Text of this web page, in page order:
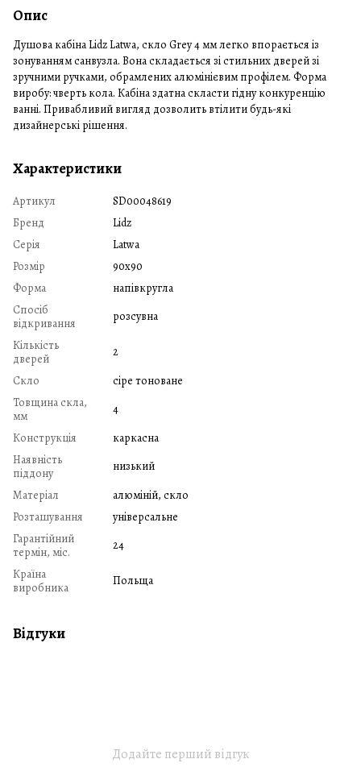
Опис
Душова кабіна Lidz Latwa, скло Grey 4 мм легко впорається із
зонуванням санвузла. Вона складається зі стильних дверей зі
зручними ручками, обрамлених алюмінієвим профілем. Форма
виробу: чверть кола. Кабіна здатна скласти гідну конкуренцію
ванні. Привабливий вигляд дозволить втілити будь-які
дизайнерські рішення.
Характеристики
Артикул
SD00048619
Бренд
Lidz
Серія
Latwa
Розмір
90x90
Форма
напівкругла
Спосіб
відкривання
розсувна
Кількість
дверей
2
Скло
сіре тоноване
Товщина скла,
мм
4
Конструкція
каркасна
Наявність
піддону
низький
Матеріал
алюміній, скло
Розташування
універсальне
Гарантійний
термін, міс.
24
Країна
виробника
Польща
Відгуки
Додайте перший відгук